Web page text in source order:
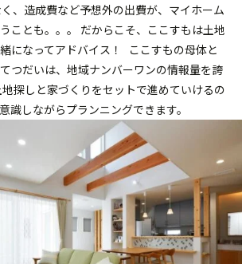
、造成費など予想外の出費が、マイホーム
ことも。。。 だからこそ、ここすもは土地
になってアドバイス！ ここすもの母体と
つだいは、地域ナンバーワンの情報量を誇
探しと家づくりをセットで進めていけるの
識しながらプランニングできます。